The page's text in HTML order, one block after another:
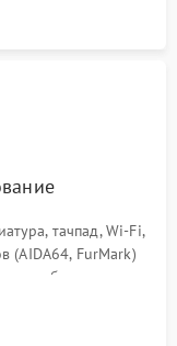
тачпад, Wi-Fi,
(AIDA64, FurMark)
и стабильности